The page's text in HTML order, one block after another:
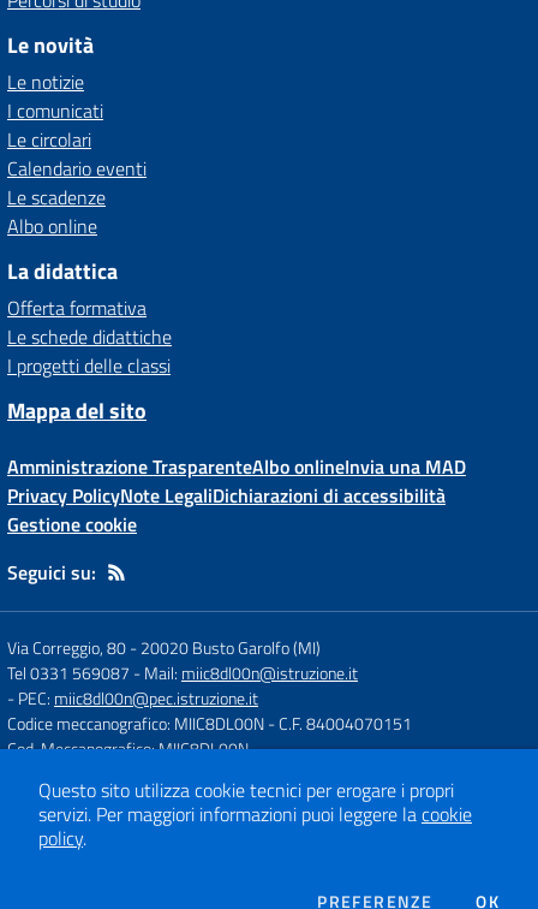
Le novità
Le notizie
I comunicati
Le circolari
Calendario eventi
Le scadenze
Albo online
La didattica
Offerta formativa
Le schede didattiche
I progetti delle classi
Mappa del sito
Amministrazione TrasparenteAlbo onlineInvia una MAD
Privacy PolicyNote LegaliDichiarazioni di accessibilità
Gestione cookie
Seguici su:
Via Correggio, 80-20020 Busto Garolfo (MI)
Tel 0331 569087 - Mail: miic8dl00n@istruzione.it
- PEC: miic8dl00n@pec.istruzione.it
Codice meccanografico: MIIC8DL00N- C.F. 84004070151
Cod. Meccanografico: MIIC8DL00N
Concept & Design by
Designers Italia
Questo sito utilizza cookie tecnici per erogare i propri
servizi. Per maggiori informazioni puoi leggere lacookie
policy.
PREFERENZE DEI COOKIE
OK